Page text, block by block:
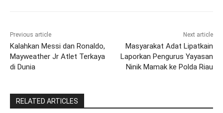
Previous article
Kalahkan Messi dan Ronaldo,
Mayweather Jr Atlet Terkaya
di Dunia
Next article
Masyarakat Adat Lipatkain
Laporkan Pengurus Yayasan
Ninik Mamak ke Polda Riau
RELATED ARTICLES